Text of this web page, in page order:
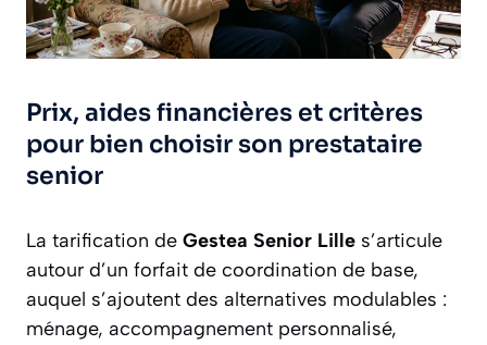
Prix, aides financières et critères
pour bien choisir son prestataire
senior
La tarification de Gestea Senior Lille s’articule
autour d’un forfait de coordination de base,
auquel s’ajoutent des alternatives modulables :
ménage, accompagnement personnalisé,